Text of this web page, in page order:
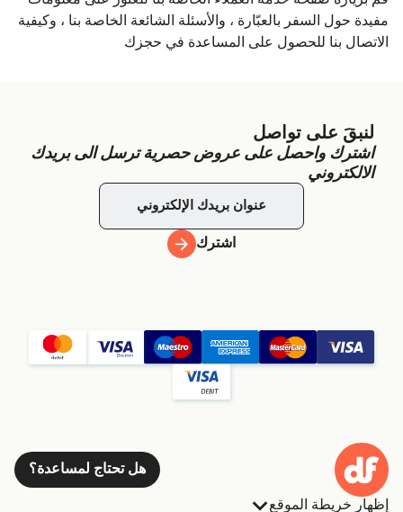
مفيدة حول السفر بالعبّارة ، والأسئلة الشائعة الخاصة بنا ، وكيفية
الاتصال بنا للحصول على المساعدة في حجزك
لنبقَ على تواصل
اشترك واحصل على عروض حصرية ترسل الى بريدك
الالكتروني
اشترك
هل تحتاج لمساعدة؟
إظهار خريطة الموقع